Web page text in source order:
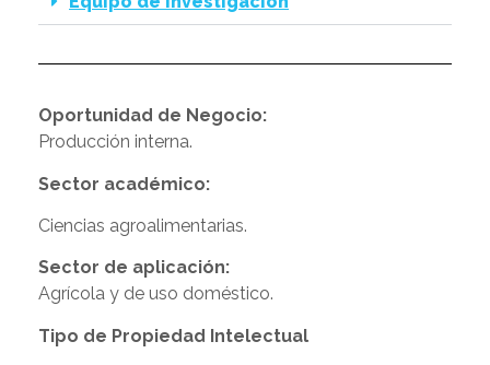
Oportunidad de Negocio:
Producción interna.
Sector académico:
Ciencias agroalimentarias.
Sector de aplicación:
Agrícola y de uso doméstico.
Tipo de Propiedad Intelectual